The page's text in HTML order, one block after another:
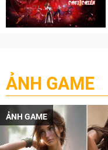
ẢNH GAME
ẢNH GAME